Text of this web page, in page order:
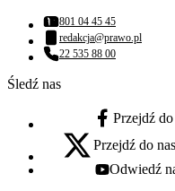
Numer telefonu:
801 04 45 45
Adres email:
redakcja@prawo.pl
Numer telefonu:
22 535 88 00
Śledź nas
facebook -
Przejdź
x - otwiera się w nowej
Przejdź do
youtube - otwiera
Odwiedź